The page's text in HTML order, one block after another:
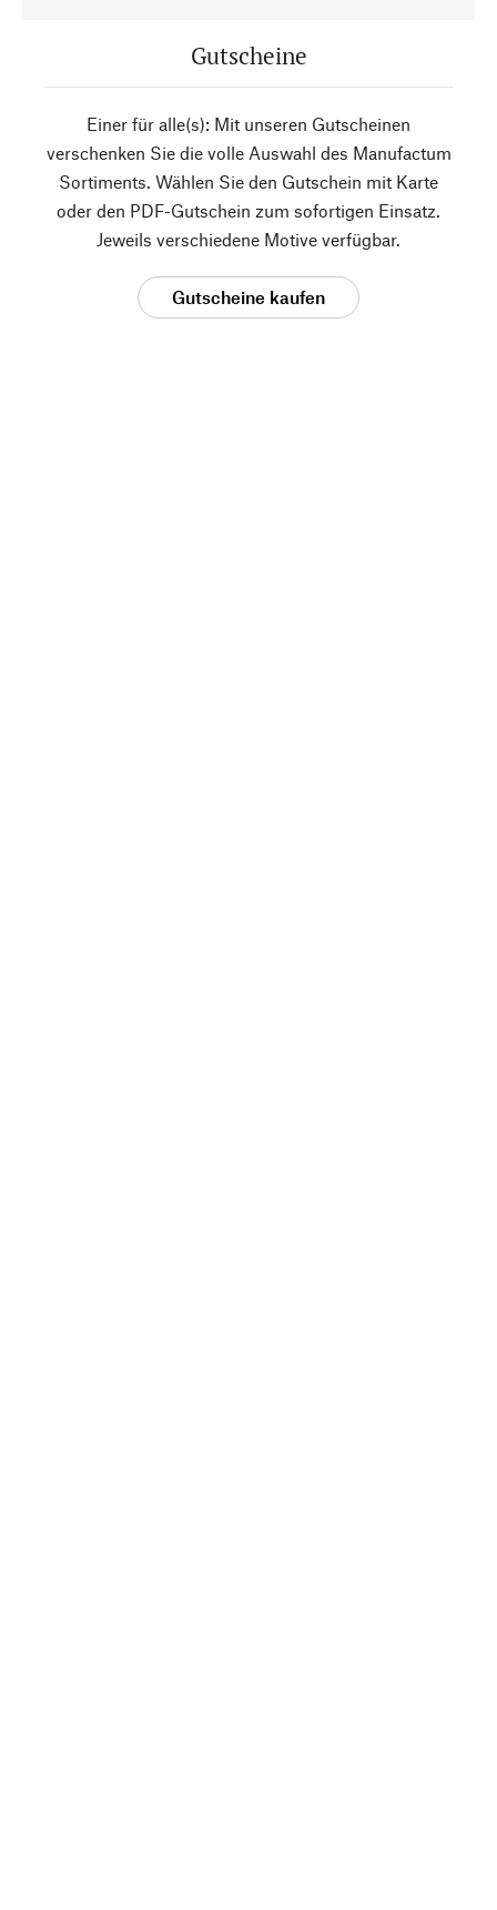
Gutscheine
Einer für alle(s): Mit unseren Gutscheinen
verschenken Sie die volle Auswahl des Manufactum
Sortiments. Wählen Sie den Gutschein mit Karte
oder den PDF-Gutschein zum sofortigen Einsatz.
Jeweils verschiedene Motive verfügbar.
Gutscheine kaufen